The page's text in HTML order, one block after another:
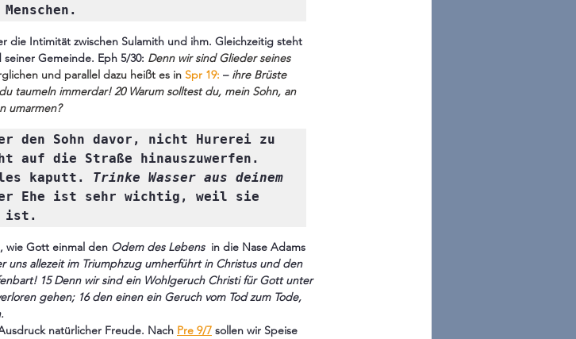
die Intimität zwischen Sulamith und ihm. Gleichzeitig steht
Gemeinde. Eph 5/30: Denn wir sind Glieder seines
und parallel dazu heißt es in Spr 19: – ihre Brüste
taumeln immerdar! 20 Warum solltest du, mein Sohn, an
umarmen?
den Sohn davor, nicht Hurerei zu
auf die Straße hinauszuwerfen.
kaputt. Trinke Wasser aus deinem
Ehe ist sehr wichtig, weil sie
ist.
wie Gott einmal den Odem des Lebens in die Nase Adams
uns allezeit im Triumphzug umherführt in Christus und den
15 Denn wir sind ein Wohlgeruch Christi für Gott unter
gehen; 16 den einen ein Geruch vom Tod zum Tode,
natürlicher Freude. Nach Pre 9/7 sollen wir Speise